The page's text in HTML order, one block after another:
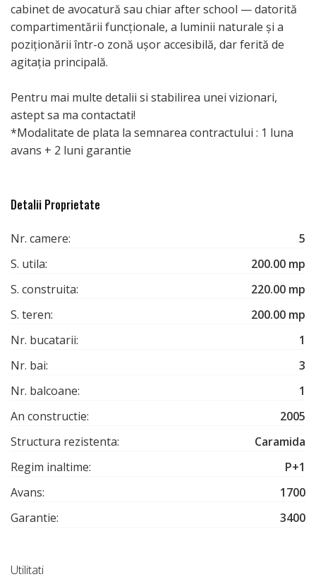
cabinet de avocatură sau chiar after school — datorită
compartimentării funcționale, a luminii naturale și a
poziționării într-o zonă ușor accesibilă, dar ferită de
agitația principală.
Pentru mai multe detalii si stabilirea unei vizionari,
astept sa ma contactati!
*Modalitate de plata la semnarea contractului : 1 luna
avans + 2 luni garantie
Detalii Proprietate
Nr. camere:
5
S. utila:
200.00 mp
S. construita:
220.00 mp
S. teren:
200.00 mp
Nr. bucatarii:
1
Nr. bai:
3
Nr. balcoane:
1
An constructie:
2005
Structura rezistenta:
Caramida
Regim inaltime:
P+1
Avans:
1700
Garantie:
3400
Utilitati